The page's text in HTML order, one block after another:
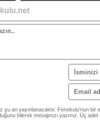
şu an yayınlanacaktır. Fenokulu'nun bir
bilerek mesajınızı yazınız. Üç